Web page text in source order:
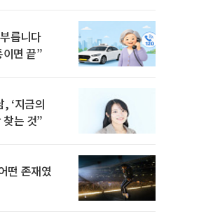
릅니다
면 끝”
‘지금의
찾는 것”
떤 존재였